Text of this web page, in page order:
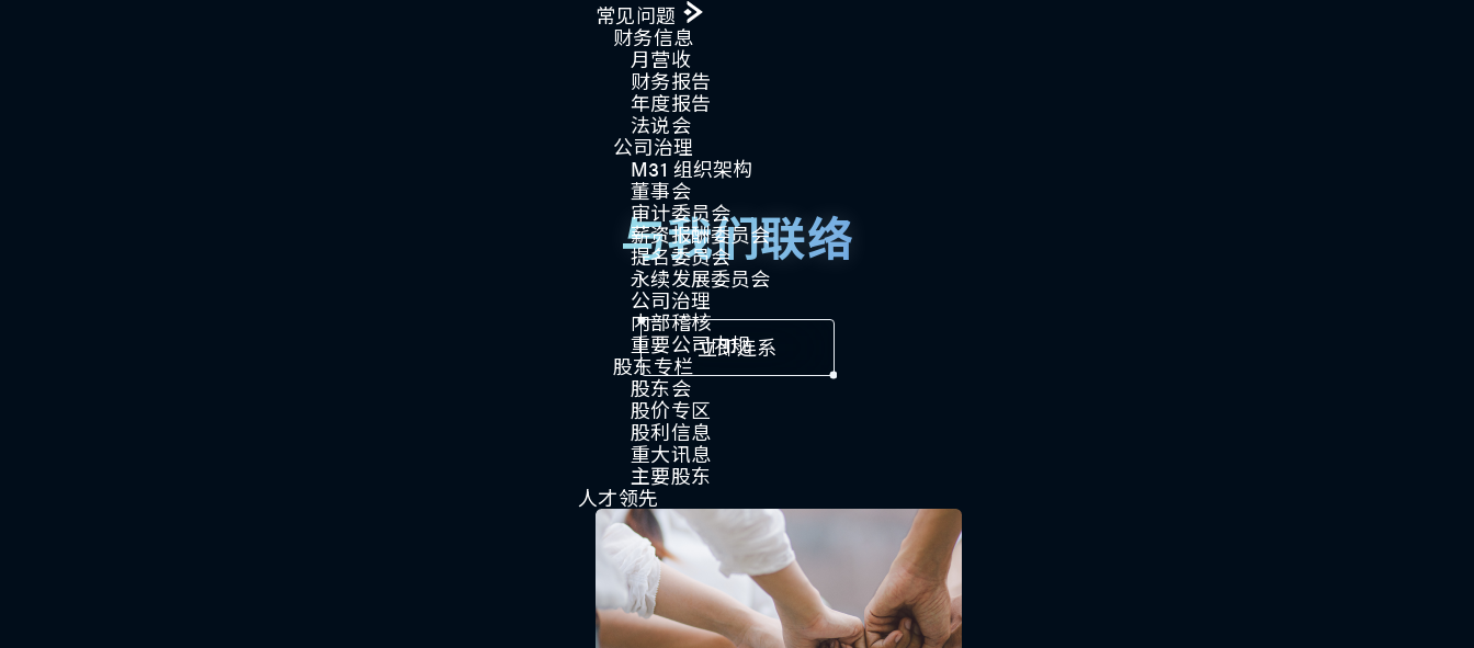
常见问题
财务信息
月营收
财务报告
年度报告
法说会
公司治理
M31 组织架构
董事会
审计委员会
薪资报酬委员会
提名委员会
永续发展委员会
公司治理
内部稽核
重要公司内规
股东专栏
股东会
股价专区
股利信息
重大讯息
主要股东
人才领先
与我们联络
立即连系